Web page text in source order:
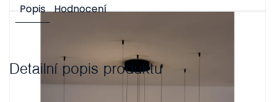
Popis Hodnocení
Detailní popis produktu